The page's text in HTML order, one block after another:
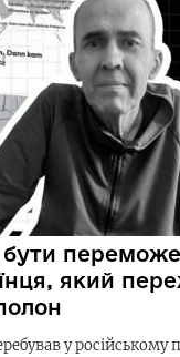
який
у російському